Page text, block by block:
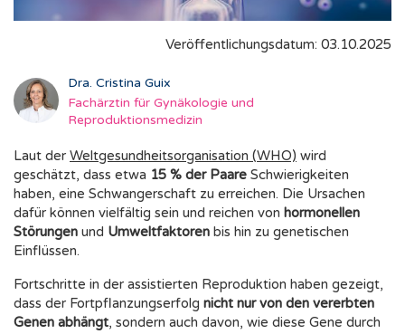
Veröffentlichungsdatum: 03.10.2025
Dra. Cristina Guix
Fachärztin für Gynäkologie und
Reproduktionsmedizin
Laut der Weltgesundheitsorganisation (WHO) wird
geschätzt, dass etwa 15 % der Paare Schwierigkeiten
haben, eine Schwangerschaft zu erreichen. Die Ursachen
dafür können vielfältig sein und reichen von hormonellen
Störungen und Umweltfaktoren bis hin zu genetischen
Einflüssen.
Fortschritte in der assistierten Reproduktion haben gezeigt,
dass der Fortpflanzungserfolg nicht nur von den vererbten
Genen abhängt, sondern auch davon, wie diese Gene durch